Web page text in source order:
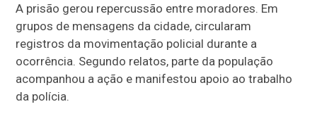
A prisão gerou repercussão entre moradores. Em
grupos de mensagens da cidade, circularam
registros da movimentação policial durante a
ocorrência. Segundo relatos, parte da população
acompanhou a ação e manifestou apoio ao trabalho
da polícia.